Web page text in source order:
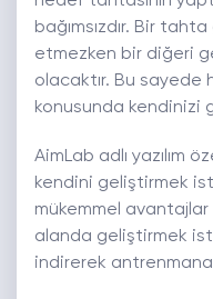
bağımsızdır. Bir
etmezken bir diğeri
olacaktır. Bu
konusunda kendinizi
AimLab adlı yazılım
kendini geliştirmek
mükemmel avantajlar
alanda geliştirmek
indirerek antrenmana